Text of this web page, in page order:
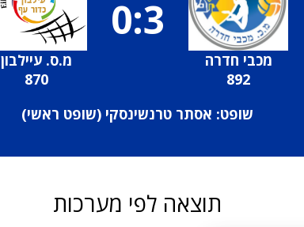
מכבי חדרה
892
0:3
מ.ס. עיילבון
870
שופט: אסתר טרנשינסקי (שופט ראשי)
תוצאה לפי מערכות